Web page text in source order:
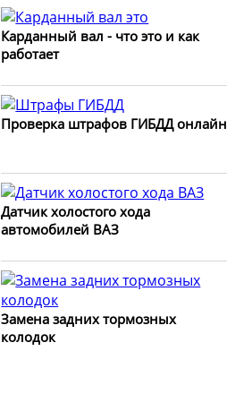
Карданный вал - что это и как
работает
Проверка штрафов ГИБДД онлайн
Датчик холостого хода
автомобилей ВАЗ
Замена задних тормозных
колодок